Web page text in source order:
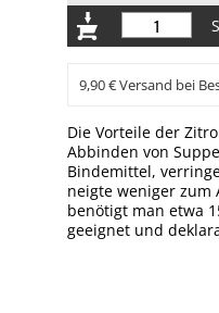
9,90 € Versand bei
Die Vorteile der
Abbinden von
Bindemittel,
neigte weniger zum
benötigt man etwa
geeignet und